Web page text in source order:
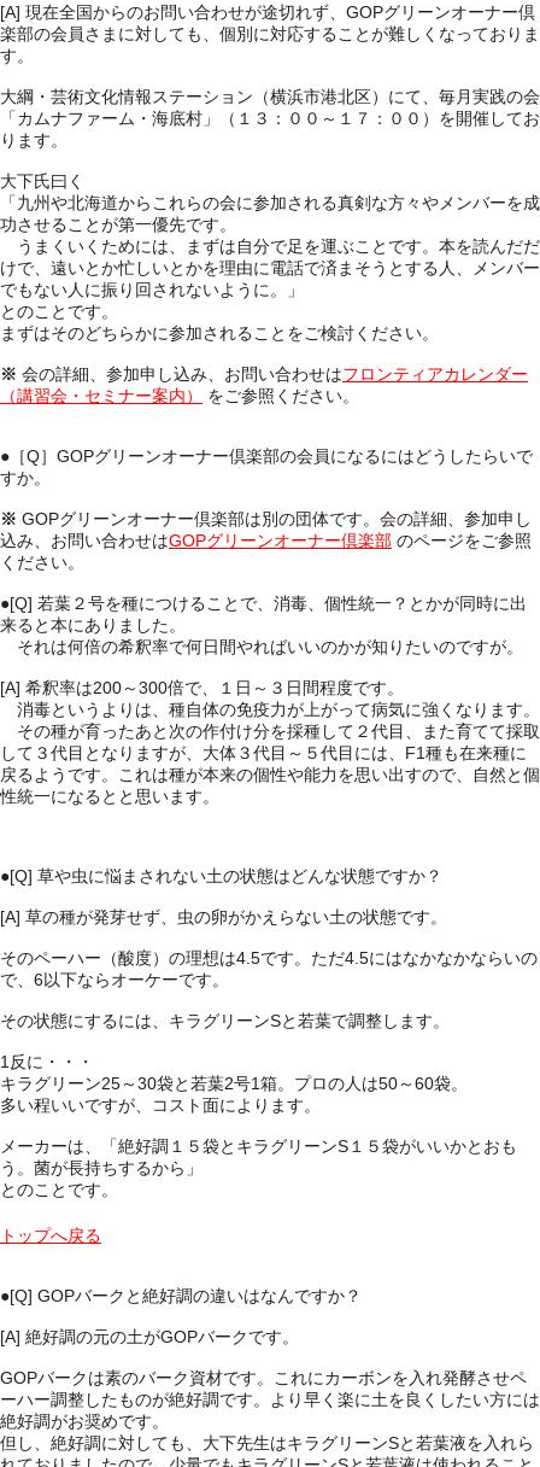
[A] 現在全国からのお問い合わせが途切れず、GOPグリーンオーナー倶
楽部の会員さまに対しても、個別に対応することが難しくなっておりま
す。
大綱・芸術文化情報ステーション（横浜市港北区）にて、毎月実践の会
「カムナファーム・海底村」（１３：００～１７：００）を開催してお
ります。
大下氏曰く
「九州や北海道からこれらの会に参加される真剣な方々やメンバーを成
功させることが第一優先です。
うまくいくためには、まずは自分で足を運ぶことです。本を読んだだ
けで、遠いとか忙しいとかを理由に電話で済まそうとする人、メンバー
でもない人に振り回されないように。」
とのことです。
まずはそのどちらかに参加されることをご検討ください。
※ 会の詳細、参加申し込み、お問い合わせはフロンティアカレンダー
（講習会・セミナー案内）
をご参照ください。
●［Q］ GOPグリーンオーナー倶楽部の会員になるにはどうしたらいで
すか。
※ GOPグリーンオーナー倶楽部は別の団体です。会の詳細、参加申し
込み、お問い合わせはGOPグリーンオーナー倶楽部 のページをご参照
ください。
●[Q] 若葉２号を種につけることで、消毒、個性統一？とかが同時に出
来ると本にありました。
それは何倍の希釈率で何日間やればいいのかが知りたいのですが。
[A] 希釈率は200～300倍で、１日～３日間程度です。
消毒というよりは、種自体の免疫力が上がって病気に強くなります。
その種が育ったあと次の作付け分を採種して２代目、また育てて採取
して３代目となりますが、大体３代目～５代目には、F1種も在来種に
戻るようです。これは種が本来の個性や能力を思い出すので、自然と個
性統一になるとと思います。
●[Q] 草や虫に悩まされない土の状態はどんな状態ですか？
[A] 草の種が発芽せず、虫の卵がかえらない土の状態です。
そのペーハー（酸度）の理想は4.5です。ただ4.5にはなかなかならいの
で、6以下ならオーケーです。
その状態にするには、キラグリーンSと若葉で調整します。
1反に・・・
キラグリーン25～30袋と若葉2号1箱。プロの人は50～60袋。
多い程いいですが、コスト面によります。
メーカーは、「絶好調１５袋とキラグリーンS１５袋がいいかとおも
う。菌が長持ちするから」
とのことです。
トップへ戻る
●[Q] GOPバークと絶好調の違いはなんですか？
[A] 絶好調の元の土がGOPバークです。
GOPバークは素のバーク資材です。これにカーボンを入れ発酵させペ
ーハー調整したものが絶好調です。より早く楽に土を良くしたい方には
絶好調がお奨めです。
但し、絶好調に対しても、大下先生はキラグリーンSと若葉液を入れら